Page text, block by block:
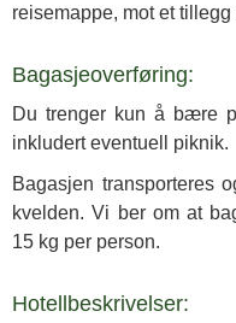
reisemappe, mot et tillegg
Bagasjeoverføring:
Du trenger kun å bære
inkludert eventuell piknik.
Bagasjen transporteres
kvelden. Vi ber om at
15 kg per person.
Hotellbeskrivelser: